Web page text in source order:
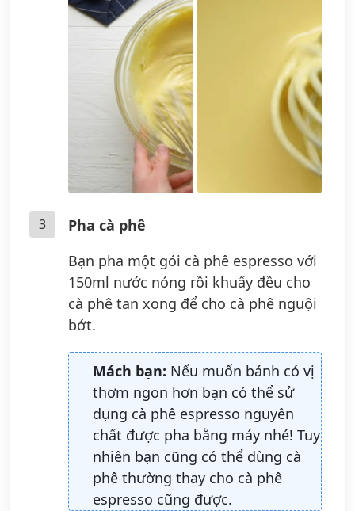
3
Pha cà phê
Bạn pha một gói cà phê espresso với
150ml nước nóng rồi khuấy đều cho
cà phê tan xong để cho cà phê nguội
bớt.
Mách bạn: Nếu muốn bánh có vị
thơm ngon hơn bạn có thể sử
dụng cà phê espresso nguyên
chất được pha bằng máy nhé! Tuy
nhiên bạn cũng có thể dùng cà
phê thường thay cho cà phê
espresso cũng được.